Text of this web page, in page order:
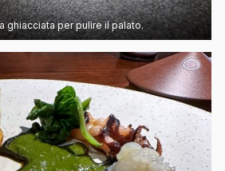
ghiacciata per pulire il palato.